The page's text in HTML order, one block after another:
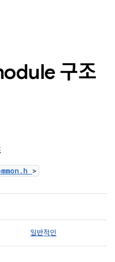
구조
>
일반적인